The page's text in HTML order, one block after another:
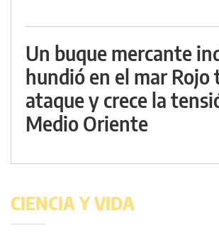
Un buque mercante
hundió en el mar Rojo
ataque y crece la
Medio Oriente
CIENCIA Y VIDA